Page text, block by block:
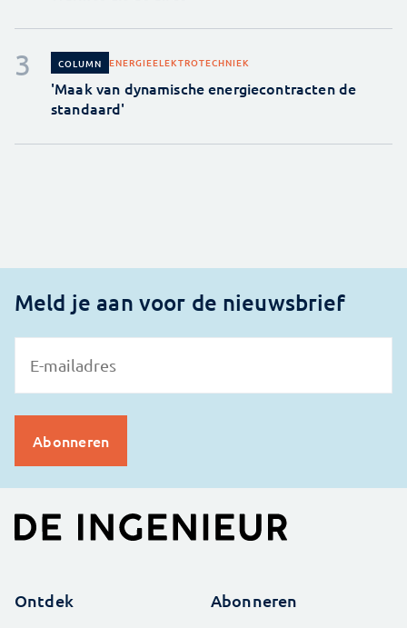
COLUMN ENERGIEELEKTROTECHNIEK
'Maak van dynamische energiecontracten de
standaard'
Meld je aan voor de nieuwsbrief
Ontdek Abonneren